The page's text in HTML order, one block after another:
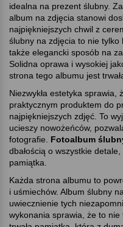
idealna na prezent ślubny.
album na zdjęcia stanowi
najpiękniejszych chwil z
ślubny na zdjęcia to nie
także elegancki sposób na
Solidna oprawa i wysokiej
strona tego albumu jest
Niezwykła estetyka sprawia,
praktycznym produktem do
najpiękniejszych zdjęć. To
ucieszy nowożeńców,
fotografie. Fotoalbum
dbałością o wszystkie
pamiątka.
Każda strona albumu to
i uśmiechów. Album ślubny
uwiecznienie tych
wykonania sprawia, że to